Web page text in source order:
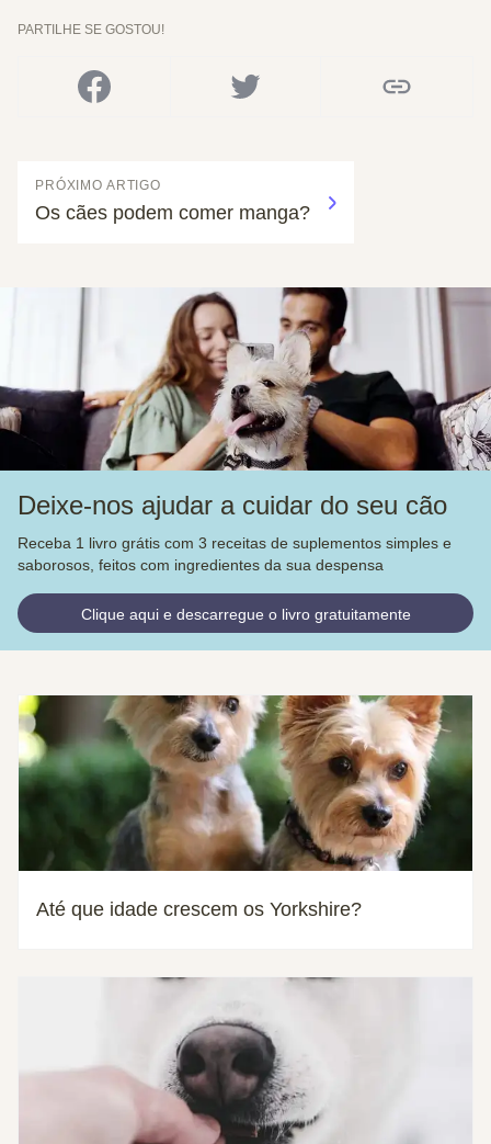
PARTILHE SE GOSTOU!
PRÓXIMO ARTIGO
Os cães podem comer manga?
Deixe-nos ajudar a cuidar do seu cão
Receba 1 livro grátis com 3 receitas de suplementos simples e
saborosos, feitos com ingredientes da sua despensa
Clique aqui e descarregue o livro gratuitamente
Até que idade crescem os Yorkshire?